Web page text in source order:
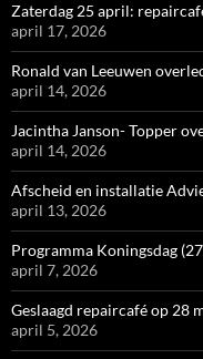
Zaterdag 25 april:
april 17, 2026
Ronald van Leeuwen
april 14, 2026
Jacintha Janson- Topper
april 14, 2026
Afscheid en installatie
april 13, 2026
Programma Koningsdag
april 7, 2026
Geslaagd repaircafé op 28
april 5, 2026